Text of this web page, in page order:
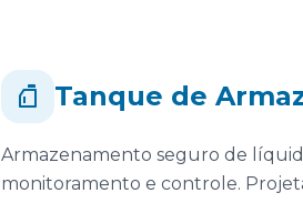
Tanque de
Armazenamento seguro de
monitoramento e controle.